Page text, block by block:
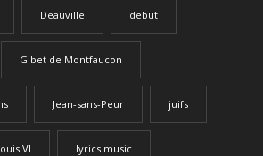
Deauville debut
Gibet de Montfaucon
Jean-sans-Peur juifs
VI lyrics music